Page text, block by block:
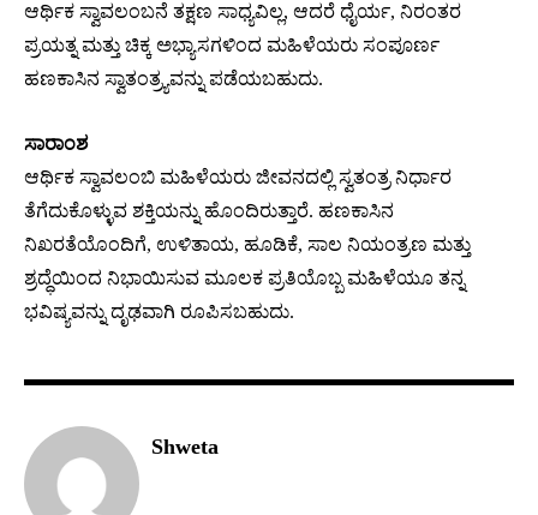
ಆರ್ಥಿಕ ಸ್ವಾವಲಂಬನೆ ತಕ್ಷಣ ಸಾಧ್ಯವಿಲ್ಲ, ಆದರೆ ಧೈರ್ಯ, ನಿರಂತರ
ಪ್ರಯತ್ನ ಮತ್ತು ಚಿಕ್ಕ ಅಭ್ಯಾಸಗಳಿಂದ ಮಹಿಳೆಯರು ಸಂಪೂರ್ಣ
ಹಣಕಾಸಿನ ಸ್ವಾತಂತ್ರ್ಯವನ್ನು ಪಡೆಯಬಹುದು.
ಸಾರಾಂಶ
ಆರ್ಥಿಕ ಸ್ವಾವಲಂಬಿ ಮಹಿಳೆಯರು ಜೀವನದಲ್ಲಿ ಸ್ವತಂತ್ರ ನಿರ್ಧಾರ
ತೆಗೆದುಕೊಳ್ಳುವ ಶಕ್ತಿಯನ್ನು ಹೊಂದಿರುತ್ತಾರೆ. ಹಣಕಾಸಿನ
ನಿಖರತೆಯೊಂದಿಗೆ, ಉಳಿತಾಯ, ಹೂಡಿಕೆ, ಸಾಲ ನಿಯಂತ್ರಣ ಮತ್ತು
ಶ್ರದ್ಧೆಯಿಂದ ನಿಭಾಯಿಸುವ ಮೂಲಕ ಪ್ರತಿಯೊಬ್ಬ ಮಹಿಳೆಯೂ ತನ್ನ
ಭವಿಷ್ಯವನ್ನು ದೃಢವಾಗಿ ರೂಪಿಸಬಹುದು.
Shweta